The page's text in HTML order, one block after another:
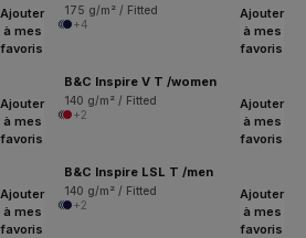
175 g/m² / Fitted
+4
Ajouter
à mes
favoris
Ajouter
à mes
favoris
B&C Inspire V T /women
140 g/m² / Fitted
+2
Ajouter
à mes
favoris
Ajouter
à mes
favoris
B&C Inspire LSL T /men
140 g/m² / Fitted
+2
Ajouter
à mes
favoris
Ajouter
à mes
favoris